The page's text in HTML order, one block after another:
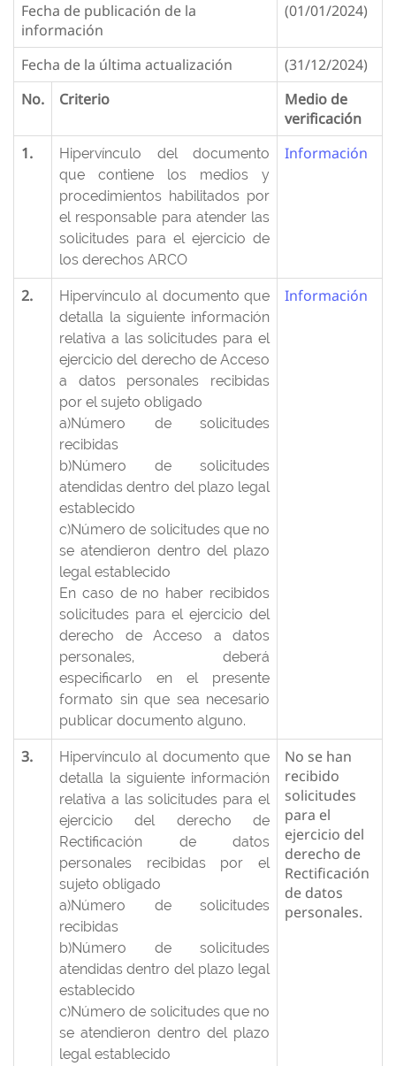
Fecha de publicación de la
información
(01/01/2024)
Fecha de la última actualización
(31/12/2024)
No.
Criterio
Medio de
verificación
1.
Hipervínculo del documento
que contiene los medios y
procedimientos habilitados por
el responsable para atender las
solicitudes para el ejercicio de
los derechos ARCO
Información
2.
Hipervínculo al documento que
detalla la siguiente información
relativa a las solicitudes para el
ejercicio del derecho de Acceso
a datos personales recibidas
por el sujeto obligado
a)Número de solicitudes
recibidas
b)Número de solicitudes
atendidas dentro del plazo legal
establecido
c)Número de solicitudes que no
se atendieron dentro del plazo
legal establecido
En caso de no haber recibidos
solicitudes para el ejercicio del
derecho de Acceso a datos
personales, deberá
especificarlo en el presente
formato sin que sea necesario
publicar documento alguno.
Información
3.
Hipervínculo al documento que
detalla la siguiente información
relativa a las solicitudes para el
ejercicio del derecho de
Rectificación de datos
personales recibidas por el
sujeto obligado
a)Número de solicitudes
recibidas
b)Número de solicitudes
atendidas dentro del plazo legal
establecido
c)Número de solicitudes que no
se atendieron dentro del plazo
legal establecido
No se han
recibido
solicitudes
para el
ejercicio del
derecho de
Rectificación
de datos
personales.